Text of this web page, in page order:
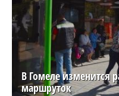
В Гомеле изменится
маршруток